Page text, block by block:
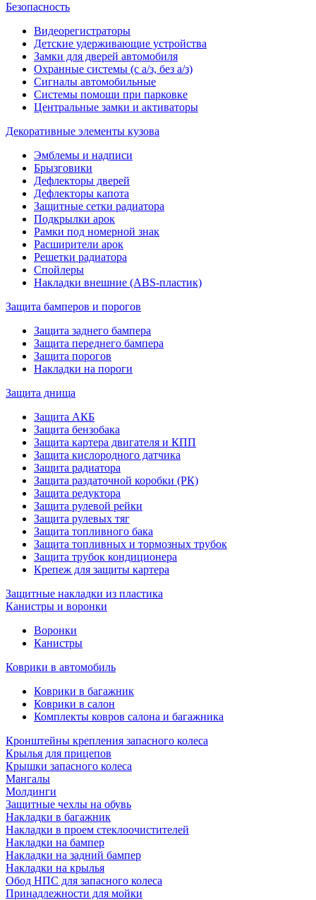
Безопасность
Видеорегистраторы
Детские удерживающие устройства
Замки для дверей автомобиля
Охранные системы (с а/з, без а/з)
Сигналы автомобильные
Системы помощи при парковке
Центральные замки и активаторы
Декоративные элементы кузова
Эмблемы и надписи
Брызговики
Дефлекторы дверей
Дефлекторы капота
Защитные сетки радиатора
Подкрылки арок
Рамки под номерной знак
Расширители арок
Решетки радиатора
Спойлеры
Накладки внешние (ABS-пластик)
Защита бамперов и порогов
Защита заднего бампера
Защита переднего бампера
Защита порогов
Накладки на пороги
Защита днища
Защита АКБ
Защита бензобака
Защита картера двигателя и КПП
Защита кислородного датчика
Защита радиатора
Защита раздаточной коробки (РК)
Защита редуктора
Защита рулевой рейки
Защита рулевых тяг
Защита топливного бака
Защита топливных и тормозных трубок
Защита трубок кондиционера
Крепеж для защиты картера
Защитные накладки из пластика
Канистры и воронки
Воронки
Канистры
Коврики в автомобиль
Коврики в багажник
Коврики в салон
Комплекты ковров салона и багажника
Кронштейны крепления запасного колеса
Крылья для прицепов
Крышки запасного колеса
Мангалы
Молдинги
Защитные чехлы на обувь
Накладки в багажник
Накладки в проем стеклоочистителей
Накладки на бампер
Накладки на задний бампер
Накладки на крылья
Обод НПС для запасного колеса
Принадлежности для мойки